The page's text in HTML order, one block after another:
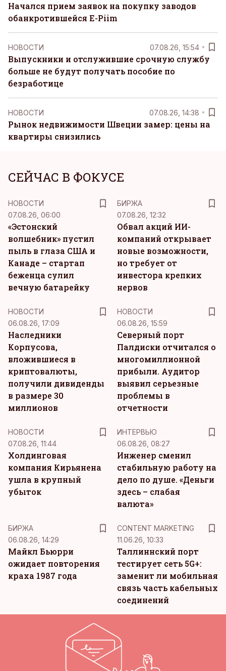
Начался прием заявок на покупку заводов
обанкротившейся E-Piim
НОВОСТИ 07.08.26, 15:54
Выпускники и отслужившие срочную службу
больше не будут получать пособие по
безработице
НОВОСТИ 07.08.26, 14:38
Рынок недвижимости Швеции замер: цены на
квартиры снизились
СЕЙЧАС В ФОКУСЕ
НОВОСТИ
07.08.26, 06:00
«Эстонский
волшебник» пустил
пыль в глаза США и
Канаде – стартап
беженца сулил
вечную батарейку
БИРЖА
07.08.26, 12:32
Обвал акций ИИ-
компаний открывает
новые возможности,
но требует от
инвестора крепких
нервов
НОВОСТИ
06.08.26, 17:09
Наследники
Корпусова,
вложившиеся в
криптовалюты,
получили дивиденды
в размере 30
миллионов
НОВОСТИ
06.08.26, 15:59
Северный порт
Палдиски отчитался о
многомиллионной
прибыли. Аудитор
выявил серьезные
проблемы в
отчетности
НОВОСТИ
07.08.26, 11:44
Холдинговая
компания Кирьянена
ушла в крупный
убыток
ИНТЕРВЬЮ
06.08.26, 08:27
Инженер сменил
стабильную работу на
дело по душе. «Деньги
здесь – слабая
валюта»
БИРЖА
06.08.26, 14:29
Майкл Бьюрри
ожидает повторения
краха 1987 года
CONTENT MARKETING
11.06.26, 10:33
Таллиннский порт
тестирует сеть 5G+:
заменит ли мобильная
связь часть кабельных
соединений